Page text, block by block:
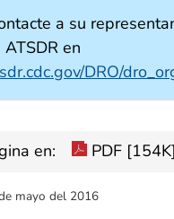
a su
en
DRO/
en: PDF [154K]
mayo del 2016